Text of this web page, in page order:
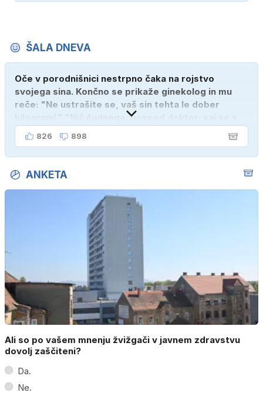
ŠALA DNEVA
Oče v porodnišnici nestrpno čaka na rojstvo
svojega sina. Končno se prikaže ginekolog in mu
reče: "Ne ustrašite se, vaš sin tehta le dober
kilogram!" "Nič čudnega, gospod doktor, saj se z
ženo poznava šele tri mesece."
826 898
ANKETA
Ali so po vašem mnenju žvižgači v javnem zdravstvu
dovolj zaščiteni?
Da.
Ne.